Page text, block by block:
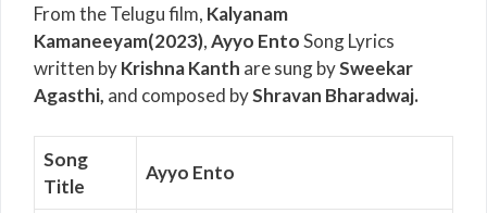
From the Telugu film, Kalyanam
Kamaneeyam(2023),Ayyo EntoSong Lyrics
written byKrishna Kanth are sung bySweekar
Agasthi, and composed byShravan Bharadwaj.
Song
Title
Ayyo Ento